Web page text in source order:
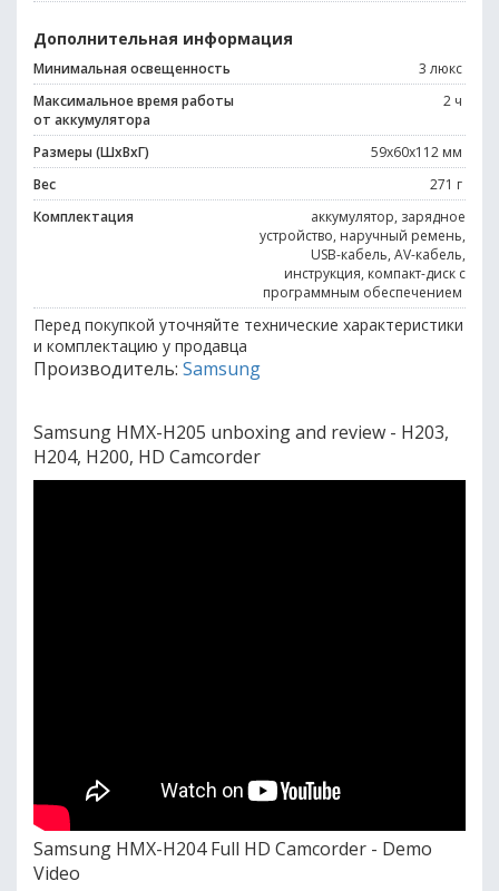
Дополнительная информация
Минимальная освещенность
3 люкс
Максимальное время работы
от аккумулятора
2 ч
Размеры (ШхВхГ)
59x60x112 мм
Вес
271 г
Комплектация
аккумулятор, зарядное
устройство, наручный ремень,
USB-кабель, AV-кабель,
инструкция, компакт-диск с
программным обеспечением
Перед покупкой уточняйте технические характеристики
и комплектацию у продавца
Производитель: Samsung
Samsung HMX-H205 unboxing and review - H203,
H204, H200, HD Camcorder
Samsung HMX-H204 Full HD Camcorder - Demo
Video